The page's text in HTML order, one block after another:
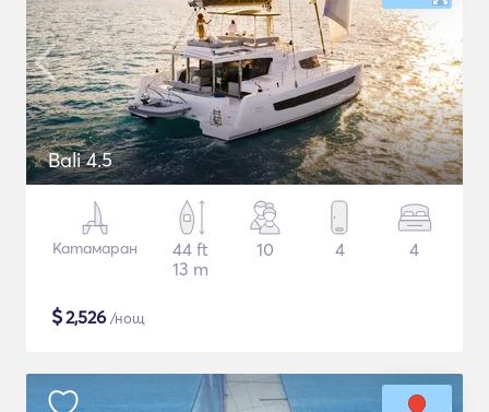
Bali 4.5
Катамаран
44 ft
13 m
10 4 4
$2,526 /нощ